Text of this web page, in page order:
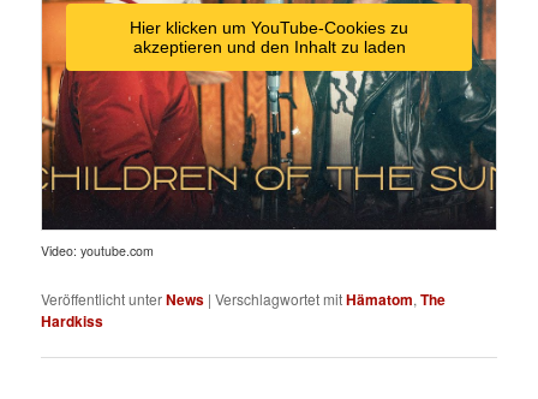
Hier klicken um YouTube-Cookies zu
akzeptieren und den Inhalt zu laden
Video: youtube.com
Veröffentlicht unterNews |Verschlagwortet mitHämatom,The
Hardkiss